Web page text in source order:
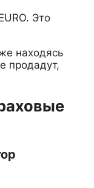
Это
находясь
продадут,